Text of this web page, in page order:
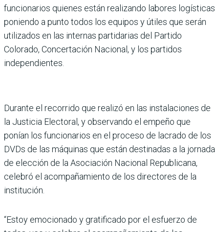
funcionarios quienes están realizando labores logísticas
poniendo a punto todos los equipos y útiles que serán
utilizados en las internas partidarias del Partido
Colorado, Concertación Nacional, y los partidos
independientes.
Durante el recorrido que realizó en las instalaciones de
la Justicia Electoral, y observando el empeño que
ponían los funcionarios en el proceso de lacrado de los
DVDs de las máquinas que están destinadas a la jornada
de elección de la Asociación Nacional Republicana,
celebró el acompañamiento de los directores de la
institución.
“Estoy emocionado y gratificado por el esfuerzo de